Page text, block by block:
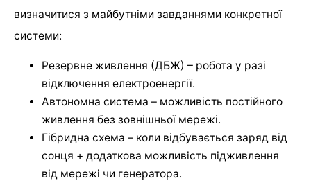
визначитися з майбутніми завданнями конкретної
системи:
Резервне живлення (ДБЖ) – робота у разі
відключення електроенергії.
Автономна система – можливість постійного
живлення без зовнішньої мережі.
Гібридна схема – коли відбувається заряд від
сонця + додаткова можливість підживлення
від мережі чи генератора.